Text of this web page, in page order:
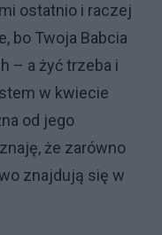
ostatnio i raczej
bo Twoja Babcia
– a żyć trzeba i
w kwiecie
od jego
że zarówno
znajdują się w